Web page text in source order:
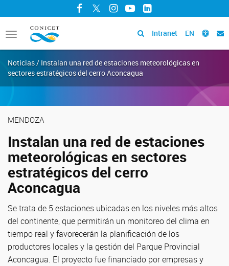
Facebook
TwitterInstagram
YouTubeLinkedIn
Toggle
navigation
Intranet EN
Noticias / Instalan una red de estaciones meteorológicas en
sectores estratégicos del cerro Aconcagua
MENDOZA
Instalan una red de estaciones
meteorológicas en sectores
estratégicos del cerro
Aconcagua
Se trata de 5 estaciones ubicadas en los niveles más altos
del continente, que permitirán un monitoreo del clima en
tiempo real y favorecerán la planificación de los
productores locales y la gestión del Parque Provincial
Aconcagua. El proyecto fue financiado por empresas y